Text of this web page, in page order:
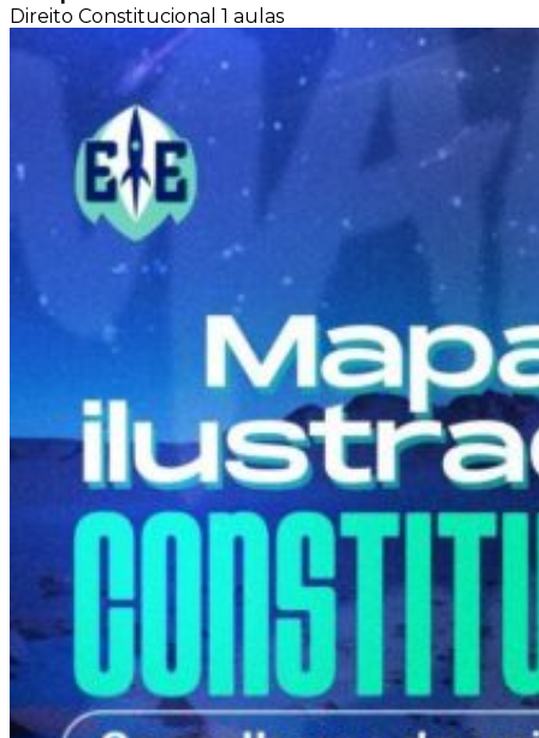
Direito Constitucional 1 aulas